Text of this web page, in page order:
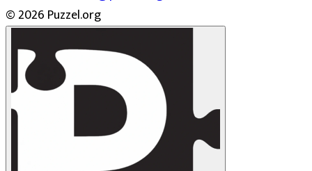
© 2026 Puzzel.org